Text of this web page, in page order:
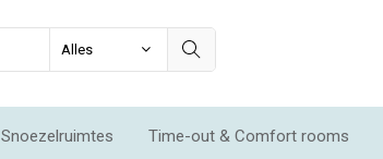
Snoezelruimtes Time-out & Comfort rooms